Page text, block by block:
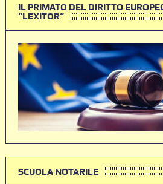
IL PRIMATO DEL DIRITTO
“LEXITOR”
SCUOLA NOTARILE